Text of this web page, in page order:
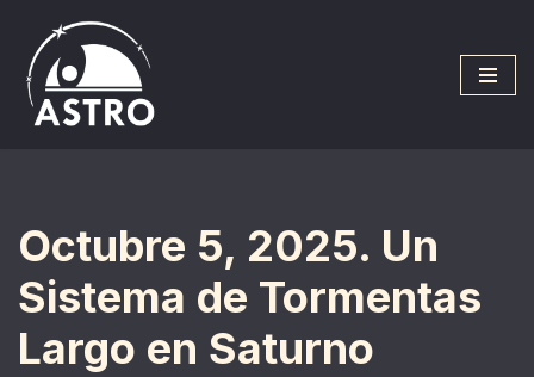
Saltar
al
contenido
Octubre 5, 2025. Un
Sistema de Tormentas
Largo en Saturno